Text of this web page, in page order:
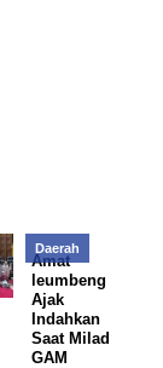
Daerah
Amat
leumbeng
Ajak
Indahkan
Saat Milad
GAM